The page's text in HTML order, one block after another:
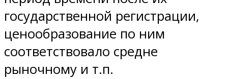
государственной регистрации,
ценообразование по ним
соответствовало средне
рыночному и т.п.